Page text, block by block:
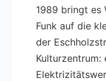
1989 bringt es
Funk auf die
der
Kulturzentrum: